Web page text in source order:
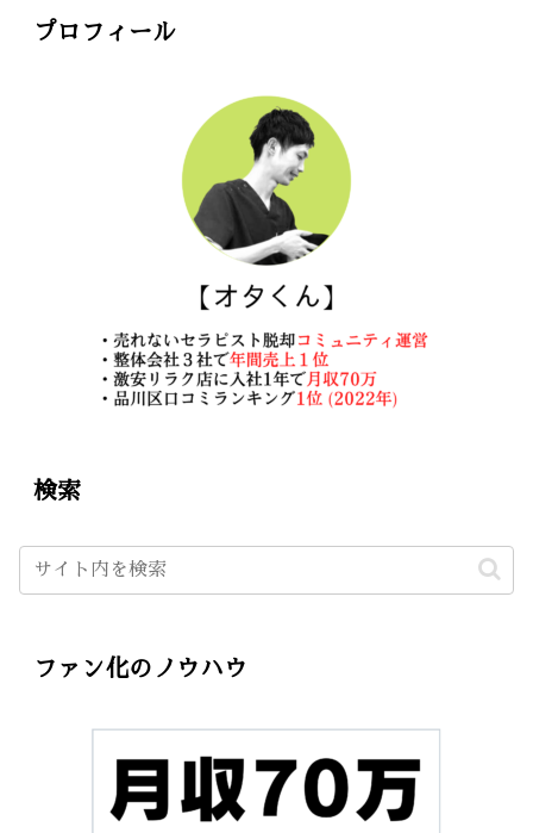
プロフィール
検索
ファン化のノウハウ